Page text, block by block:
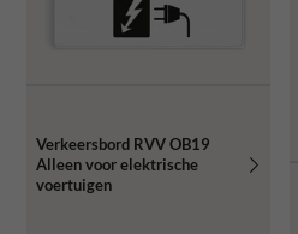
Verkeersbord RVV OB19
Alleen voor elektrische
voertuigen